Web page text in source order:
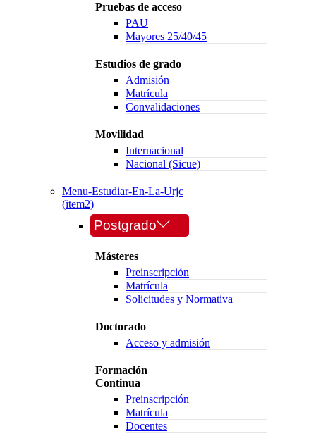
Pruebas de acceso
PAU
Mayores 25/40/45
Estudios de grado
Admisión
Matrícula
Convalidaciones
Movilidad
Internacional
Nacional (Sicue)
Menu-Estudiar-En-La-Urjc
(item2)
Postgrado
Másteres
Preinscripción
Matrícula
Solicitudes y Normativa
Doctorado
Acceso y admisión
Formación
Continua
Preinscripción
Matrícula
Docentes